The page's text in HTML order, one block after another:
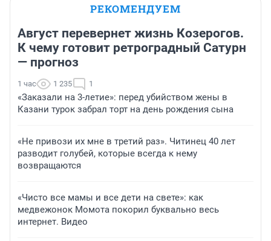
РЕКОМЕНДУЕМ
Август перевернет жизнь Козерогов.
К чему готовит ретроградный Сатурн
— прогноз
1 час 1 235 1
«Заказали на 3-летие»: перед убийством жены в
Казани турок забрал торт на день рождения сына
«Не привози их мне в третий раз». Читинец 40 лет
разводит голубей, которые всегда к нему
возвращаются
«Чисто все мамы и все дети на свете»: как
медвежонок Момота покорил буквально весь
интернет. Видео